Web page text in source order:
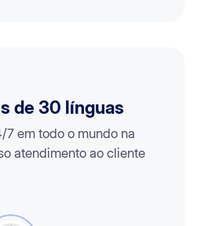
de 30 línguas
em todo o mundo na
atendimento ao cliente